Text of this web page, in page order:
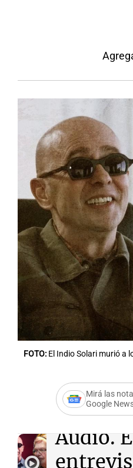
FOTO: El Indio Solari murió a
Mirá las
Google
Audio.